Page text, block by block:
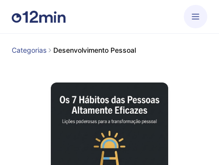
Categorias Desenvolvimento Pessoal